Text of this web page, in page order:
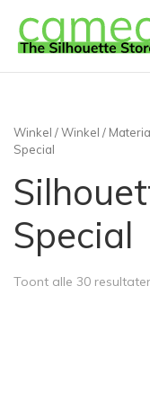
Winkel /Winkel /
Special
Special
Toont alle 30